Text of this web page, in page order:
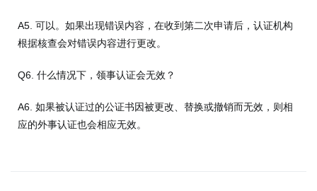
A5. 可以。如果出现错误内容，在收到第二次申请后，认证机构
根据核查会对错误内容进行更改。
Q6. 什么情况下，领事认证会无效？
A6. 如果被认证过的公证书因被更改、替换或撤销而无效，则相
应的外事认证也会相应无效。